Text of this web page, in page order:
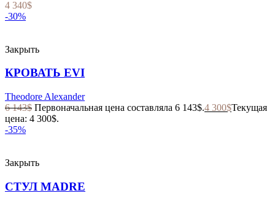
4 340$
-30%
Закрыть
КРОВАТЬ EVI
Theodore Alexander
6 143$ Первоначальная цена составляла 6 143$.4 300$Текущая
цена: 4 300$.
-35%
Закрыть
СТУЛ MADRE